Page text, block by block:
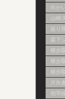
向か
山崎
振り
森下
横歩
横歩
横歩
片矢倉
相早